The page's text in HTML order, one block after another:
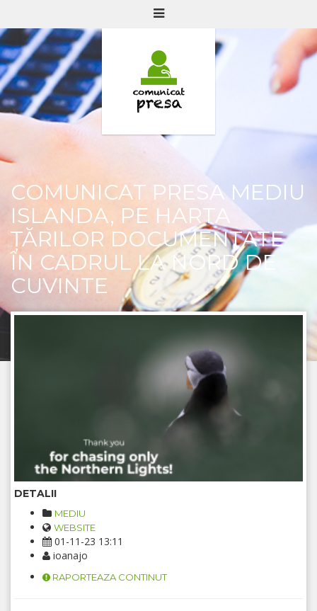
COMUNICAT PRESA MEDIU
ISLANDA, PE HARTA
ȚĂRILOR DOCUMENTATE
ÎN CADRUL LA NORD DE
CUVINTE
DETALII
MEDIU
WEBSITE
01-11-23 13:11
ioanajo
RAPORTEAZA CONTINUT